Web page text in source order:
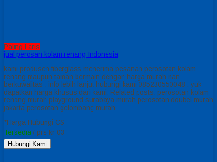
Paling Laris
jual perosan kolam renang Indonesia
kami produsen fiberglass menerima pesanan perosotan kolam
renang maupun taman bermain dengan harga murah nan
berkuwalitas . info lebih lanjut hubungi kami 085230550048 . yuk
dapatkan harga khusus dari kami. Related posts: perosotan kolam
renang murah playground surabaya murah perosotan doubel murah
jakarta perosotan gelombang murah
*Harga Hubungi CS
Tersedia / prs kr 03
Hubungi Kami